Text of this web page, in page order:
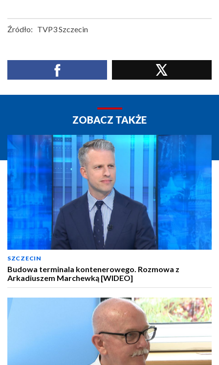
Źródło: TVP3 Szczecin
ZOBACZ TAKŻE
SZCZECIN
Budowa terminala kontenerowego. Rozmowa z
Arkadiuszem Marchewką [WIDEO]